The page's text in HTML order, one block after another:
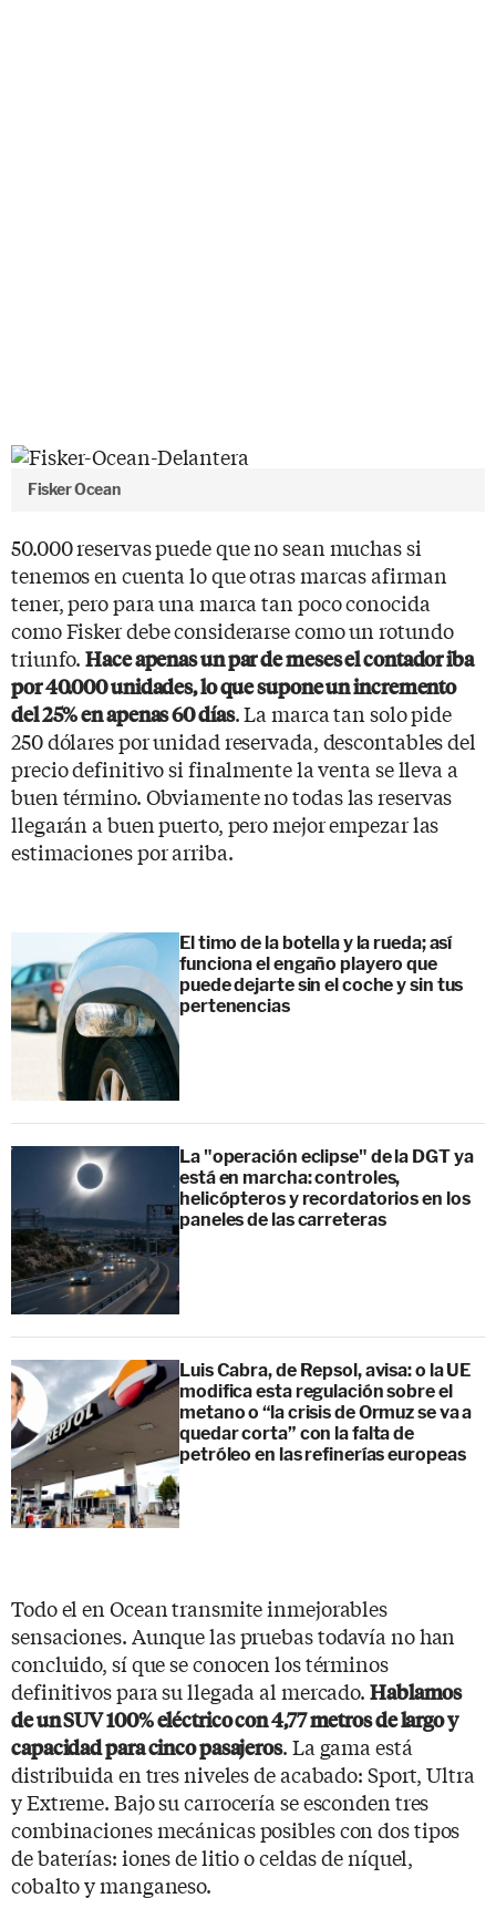
Fisker Ocean
50.000 reservas puede que no sean muchas si
tenemos en cuenta lo que otras marcas afirman
tener, pero para una marca tan poco conocida
como Fisker debe considerarse como un rotundo
triunfo.Hace apenas un par de meses el contador iba
por 40.000 unidades, lo que supone un incremento
del 25% en apenas 60 días. La marca tan solo pide
250 dólares por unidad reservada, descontables del
precio definitivo si finalmente la venta se lleva a
buen término. Obviamente no todas las reservas
llegarán a buen puerto, pero mejor empezar las
estimaciones por arriba.
El timo de la botella y la rueda; así
funciona el engaño playero que
puede dejarte sin el coche y sin tus
pertenencias
La "operación eclipse" de la DGT ya
está en marcha: controles,
helicópteros y recordatorios en los
paneles de las carreteras
Luis Cabra, de Repsol, avisa: o la UE
modifica esta regulación sobre el
metano o “la crisis de Ormuz se va a
quedar corta” con la falta de
petróleo en las refinerías europeas
Todo el en Ocean transmite inmejorables
sensaciones. Aunque las pruebas todavía no han
concluido, sí que se conocen los términos
definitivos para su llegada al mercado. Hablamos
de un SUV 100% eléctrico con 4,77 metros de largo y
capacidad para cinco pasajeros. La gama está
distribuida en tres niveles de acabado: Sport, Ultra
y Extreme. Bajo su carrocería se esconden tres
combinaciones mecánicas posibles con dos tipos
de baterías: iones de litio o celdas de níquel,
cobalto y manganeso.